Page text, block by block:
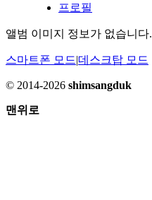
프로필
앨범 이미지 정보가 없습니다.
스마트폰 모드|데스크탑 모드
© 2014-2026 shimsangduk
맨위로